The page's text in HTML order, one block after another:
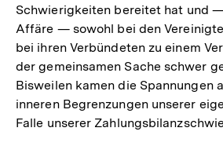
Schwierigkeiten bereitet hat und
Affäre — sowohl bei den
bei ihren Verbündeten zu einem
der gemeinsamen Sache schwer
Bisweilen kamen die Spannungen
inneren Begrenzungen unserer
Falle unserer